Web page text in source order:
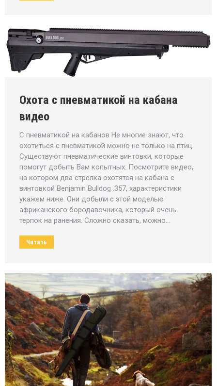
Охота с пневматикой на кабана
видео
С пневматикой на кабанов Не многие знают, что
охотиться с пневматикой можно не только на птиц.
Существуют пневматические винтовки, которые
помогут добыть Вам копытных. Посмотрите видео,
на котором два стрелка охотятся на кабана с
винтовкой Benjamin Bulldog .357, характеристики
укажем ниже. Они добыли с этой моделью
африканского бородавочника, который очень
терпок на ранения. Сложно сказать, можно…
Читать